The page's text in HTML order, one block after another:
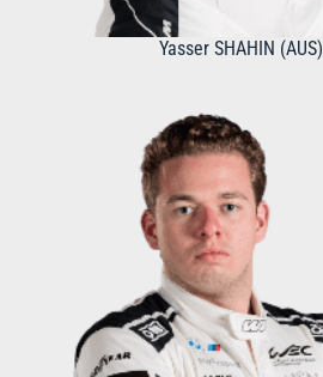
Yasser SHAHIN (AUS)